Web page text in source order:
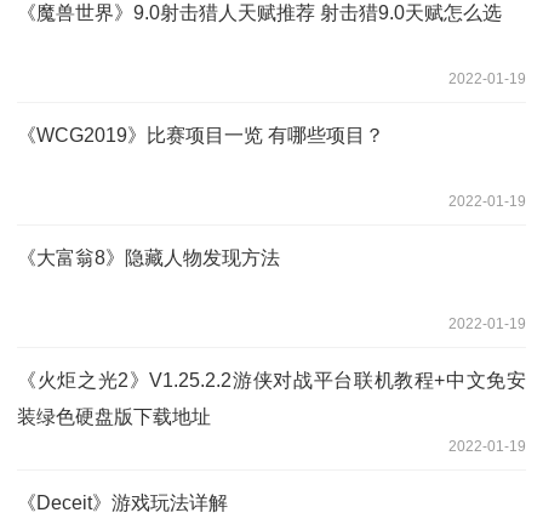
《魔兽世界》9.0射击猎人天赋推荐 射击猎9.0天赋怎么选
2022-01-19
《WCG2019》比赛项目一览 有哪些项目？
2022-01-19
《大富翁8》隐藏人物发现方法
2022-01-19
《火炬之光2》V1.25.2.2游侠对战平台联机教程+中文免安
装绿色硬盘版下载地址
2022-01-19
《Deceit》游戏玩法详解